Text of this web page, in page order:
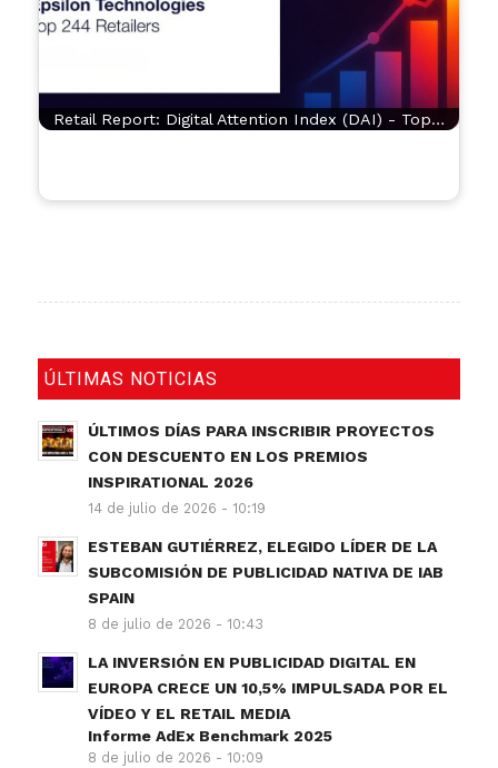
Retail Report: Digital Attention Index (DAI) - Top…
ÚLTIMAS NOTICIAS
ÚLTIMOS DÍAS PARA INSCRIBIR PROYECTOS
CON DESCUENTO EN LOS PREMIOS
INSPIRATIONAL 2026
14 de julio de 2026 - 10:19
ESTEBAN GUTIÉRREZ, ELEGIDO LÍDER DE LA
SUBCOMISIÓN DE PUBLICIDAD NATIVA DE IAB
SPAIN
8 de julio de 2026 - 10:43
LA INVERSIÓN EN PUBLICIDAD DIGITAL EN
EUROPA CRECE UN 10,5% IMPULSADA POR EL
VÍDEO Y EL RETAIL MEDIA
Informe AdEx Benchmark 2025
8 de julio de 2026 - 10:09